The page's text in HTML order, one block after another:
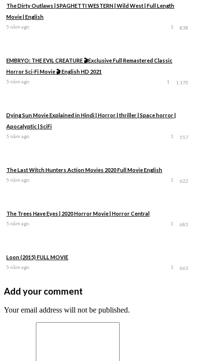
The Dirty Outlaws | SPAGHETTI WESTERN | Wild West | Full Length
Movie | English
5 năm ago 838
1
EMBRYO: THE EVIL CREATURE 🎬Exclusive Full Remastered Classic
Horror Sci-Fi Movie 🎬 English HD 2021
5 năm ago 1,170
1
Dying Sun Movie Explained in Hindi | Horror | thriller | Space horror |
Apocalyptic | SciFi
5 năm ago 557
1
The Last Witch Hunters Action Movies 2020 Full Movie English
5 năm ago 622
1
The Trees Have Eyes | 2020 Horror Movie | Horror Central
5 năm ago 685
1
Loon (2015) FULL MOVIE
5 năm ago 663
1
Add your comment
Your email address will not be published.